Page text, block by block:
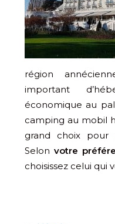
région
important
économique au
camping au mobil
grand choix pour
Selonvotre
choisissez celui qui